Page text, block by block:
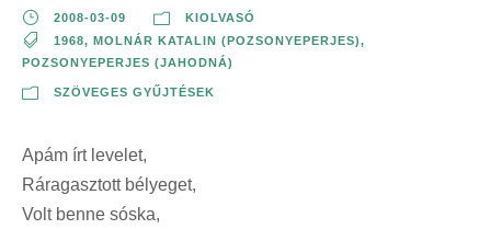
2008-03-09
KIOLVASÓ
1968, MOLNÁR KATALIN (POZSONYEPERJES),
POZSONYEPERJES (JAHODNÁ)
SZÖVEGES GYŰJTÉSEK
Apám írt levelet,
Ráragasztott bélyeget,
Volt benne sóska,